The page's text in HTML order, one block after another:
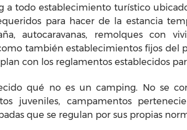
a todo establecimiento turístico
para hacer de la estancia
autocaravanas, remolques con
también establecimientos fijos del
con los reglamentos establecidos
qué no es un camping. No se
juveniles, campamentos
que se regulan por sus propias